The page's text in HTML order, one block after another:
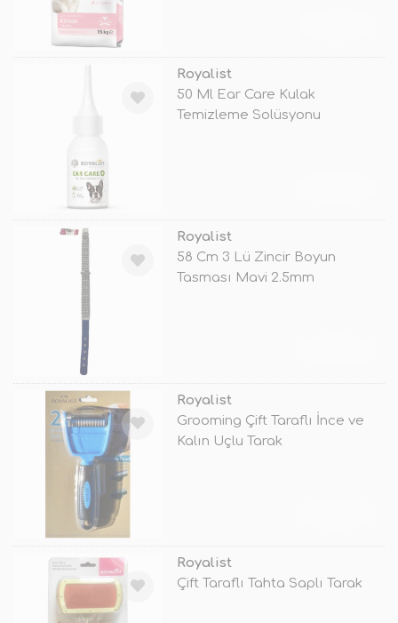
Royalist
50 Ml Ear Care Kulak
Temizleme Solüsyonu
Royalist
58 Cm 3 Lü Zincir Boyun
Tasması Mavi 2.5mm
Royalist
Grooming Çift Taraflı İnce ve
Kalın Uçlu Tarak
Royalist
Çift Taraflı Tahta Saplı Tarak